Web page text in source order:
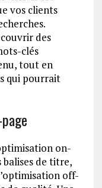
vos clients
des
clés
tout en
qui pourrait
on-
de titre,
off-